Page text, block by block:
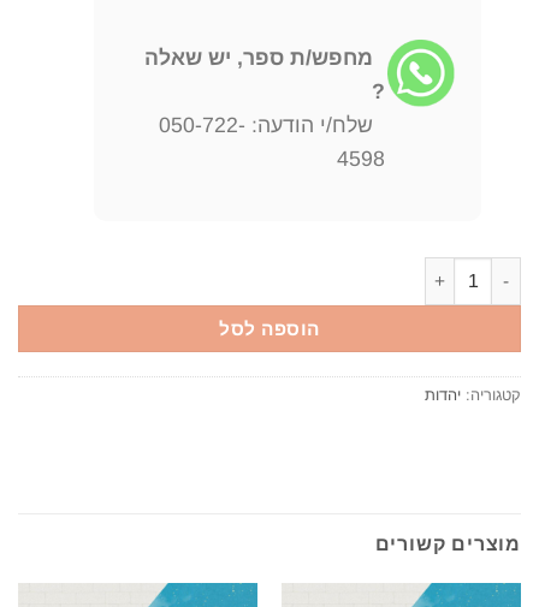
מחפש/ת ספר, יש שאלה
?
שלח/י הודעה: 050-722-
4598
הוספה לסל
קטגוריה: יהדות
מוצרים קשורים